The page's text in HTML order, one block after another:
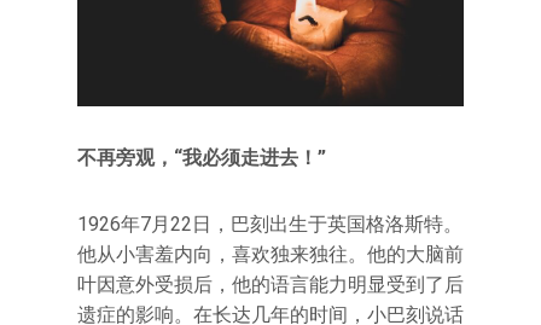
不再旁观，“我必须走进去！”
1926年7月22日，巴刻出生于英国格洛斯特。
他从小害羞内向，喜欢独来独往。他的大脑前
叶因意外受损后，他的语言能力明显受到了后
遗症的影响。在长达几年的时间，小巴刻说话